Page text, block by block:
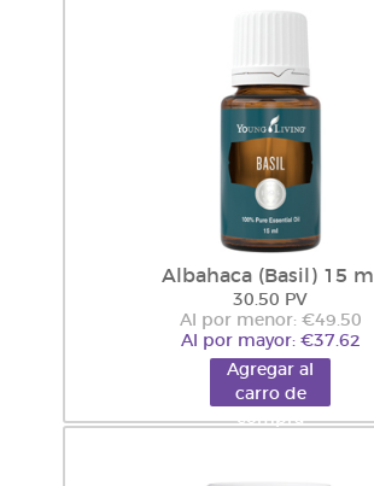
Albahaca (Basil) 15 ml
30.50 PV
Al por menor: €49.50
Al por mayor: €37.62
Agregar al
carro de
compra